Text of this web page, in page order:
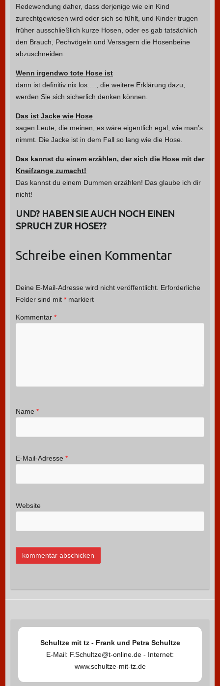
Redewendung daher, dass derjenige wie ein Kind
zurechtgewiesen wird oder sich so fühlt, und Kinder trugen
früher ausschließlich kurze Hosen, oder es gab tatsächlich
den Brauch, Pechvögeln und Versagern die Hosenbeine
abzuschneiden.
Wenn irgendwo tote Hose ist
dann ist definitiv nix los…., die weitere Erklärung dazu,
werden Sie sich sicherlich denken können.
Das ist Jacke wie Hose
sagen Leute, die meinen, es wäre eigentlich egal, wie man’s
nimmt. Die Jacke ist in dem Fall so lang wie die Hose.
Das kannst du einem erzählen, der sich die Hose mit der
Kneifzange zumacht!
Das kannst du einem Dummen erzählen! Das glaube ich dir
nicht!
UND? HABEN SIE AUCH NOCH EINEN
SPRUCH ZUR HOSE??
Schreibe einen Kommentar
Deine E-Mail-Adresse wird nicht veröffentlicht. Erforderliche
Felder sind mit *markiert
Kommentar *
Name *
E-Mail-Adresse *
Website
Schultze mit tz - Frank und Petra Schultze
E-Mail: F.Schultze@t-online.de - Internet:
www.schultze-mit-tz.de